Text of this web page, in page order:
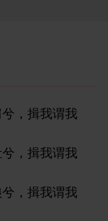
，揖我谓我
，揖我谓我
，揖我谓我